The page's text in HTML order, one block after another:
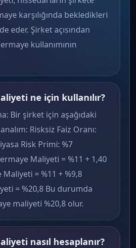
karşılığında bekledikleri
eder. Şirket açısından
kullanımının
ne için kullanılır?
Bir şirket için aşağıdaki
Risksiz Faiz Oranı:
Risk Primi: %7
Maliyeti = %11 + 1,40
= %11 + %9,8
= %20,8 Bu durumda
maliyeti %20,8 olur.
nasıl hesaplanır?